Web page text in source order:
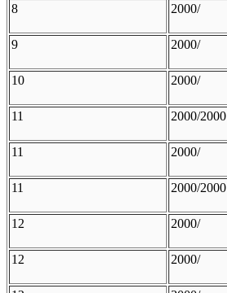
8 2000/
9 2000/
10 2000/
11 2000/2000
11 2000/
11 2000/2000
12 2000/
12 2000/